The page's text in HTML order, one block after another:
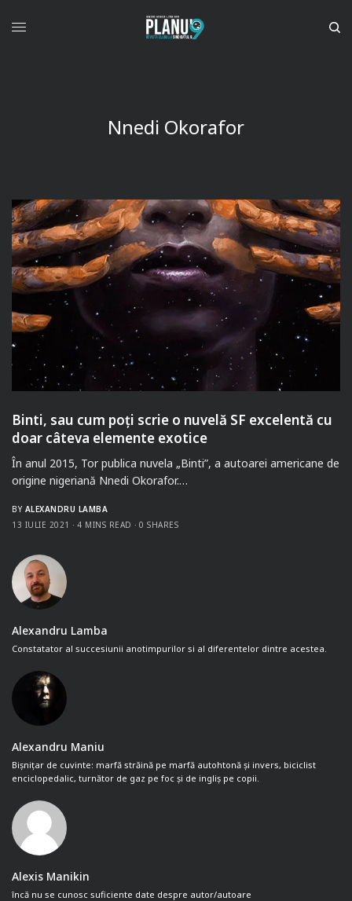
Nnedi Okorafor
Binti, sau cum poți scrie o nuvelă SF excelentă cu
doar câteva elemente exotice
În anul 2015, Tor publica nuvela „Binti”, a autoarei americane de
origine nigeriană Nnedi Okorafor.…
BY ALEXANDRU LAMBA
13 IULIE 2021
4 MINS READ 0 SHARES
Alexandru Lamba
Constatator al succesiunii anotimpurilor si al diferentelor dintre acestea.
Alexandru Maniu
Bișnițar de cuvinte: marfă străină pe marfă autohtonă și invers, biciclist
enciclopedalic, turnător de gaz pe foc și de ingliș pe copii.
Alexis Manikin
încă nu se cunosc suficiente date despre autor/autoare